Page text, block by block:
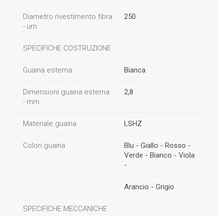
Diametro rivestimento fibra
- um
250
SPECIFICHE COSTRUZIONE
Guaina esterna Bianca
Dimensioni guaina esterna
- mm
2,8
Materiale guaina LSHZ
Colori guaina
Blu - Giallo - Rosso -
Verde - Bianco - Viola
-
Arancio - Grigio
SPECIFICHE MECCANICHE